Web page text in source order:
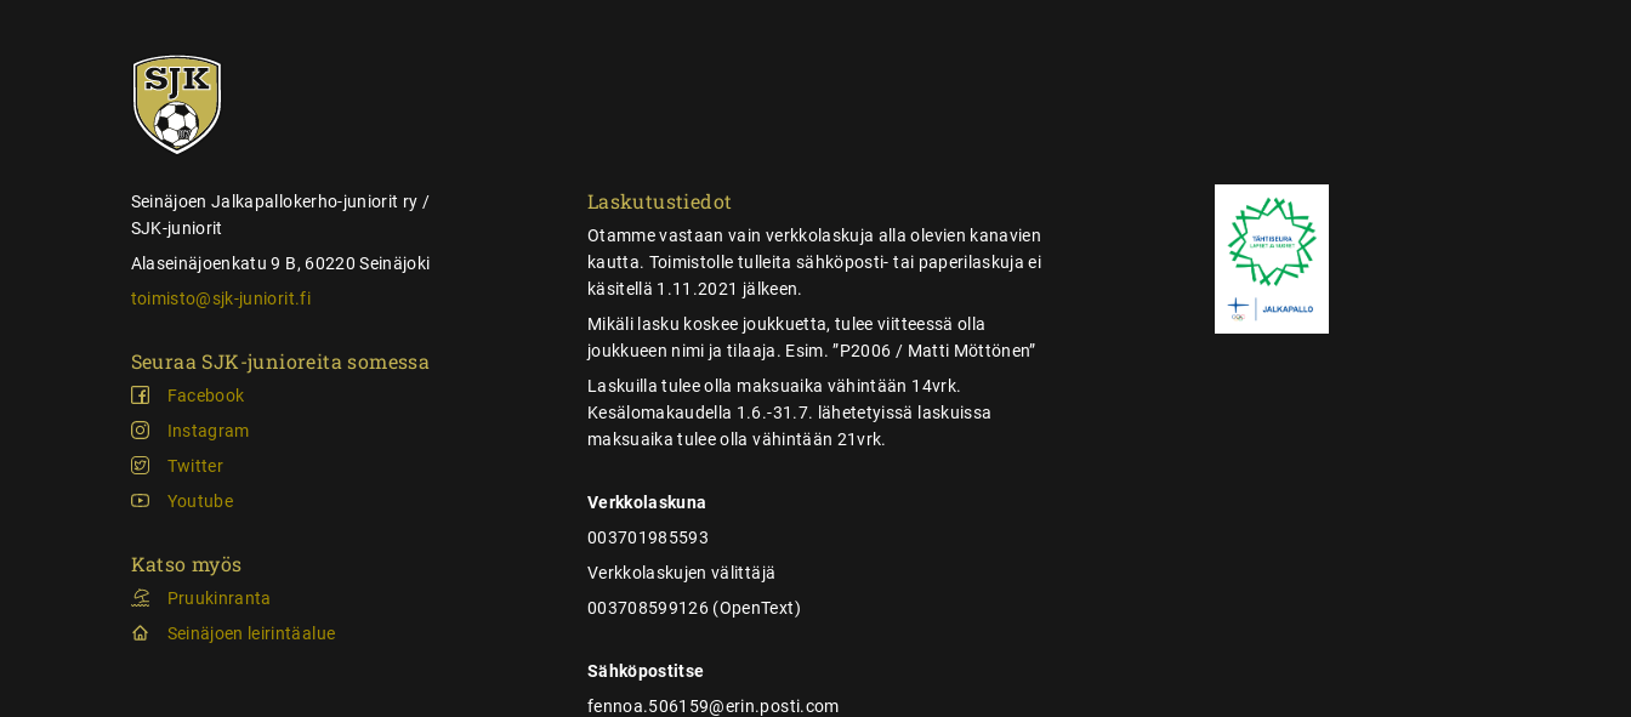
SJK-
juniorit
Seinäjoen Jalkapallokerho-juniorit ry /
SJK-juniorit
Alaseinäjoenkatu 9 B, 60220 Seinäjoki
toimisto@sjk-juniorit.fi
Seuraa SJK-junioreita somessa
Facebook
Instagram
Twitter
Youtube
Katso myös
Pruukinranta
Seinäjoen leirintäalue
Laskutustiedot
Otamme vastaan vain verkkolaskuja alla olevien kanavien
kautta. Toimistolle tulleita sähköposti- tai paperilaskuja ei
käsitellä 1.11.2021 jälkeen.
Mikäli lasku koskee joukkuetta, tulee viitteessä olla
joukkueen nimi ja tilaaja. Esim. ”P2006 / Matti Möttönen”
Laskuilla tulee olla maksuaika vähintään 14vrk.
Kesälomakaudella 1.6.-31.7. lähetetyissä laskuissa
maksuaika tulee olla vähintään 21vrk.
Verkkolaskuna
003701985593
Verkkolaskujen välittäjä
003708599126 (OpenText)
Sähköpostitse
fennoa.506159@erin.posti.com